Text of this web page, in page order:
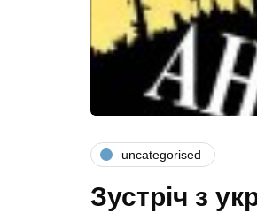
uncategorised
Зустріч з